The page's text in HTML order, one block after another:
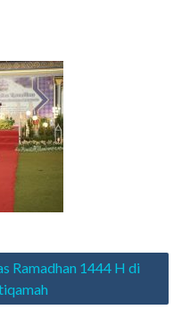
Ramadhan 1444 H di